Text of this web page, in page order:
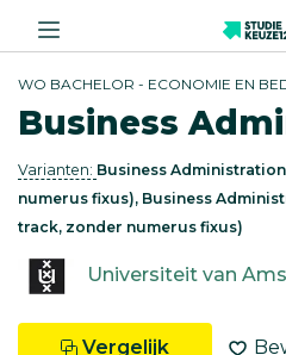
WO BACHELOR - ECONOMIE EN
Business
Varianten: Business
numerus fixus), Business
track, zonder numerus fixus)
Universiteit van
Vergelijk